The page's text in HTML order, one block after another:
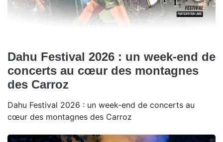
Dahu Festival 2026 : un week-end de
concerts au cœur des montagnes
des Carroz
Dahu Festival 2026 : un week-end de concerts au
cœur des montagnes des Carroz